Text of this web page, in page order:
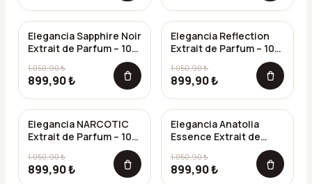
-%14
Elegancia Sapphire Noir
Extrait de Parfum – 100
1.050,90 ₺
899,90 ₺
-%14
Elegancia Reflection
Extrait de Parfum – 100
1.050,90 ₺
899,90 ₺
-%14
Elegancia NARCOTIC
Extrait de Parfum – 100
1.050,90 ₺
899,90 ₺
-%14
Elegancia Anatolia
Essence Extrait de
1.050,90 ₺
899,90 ₺